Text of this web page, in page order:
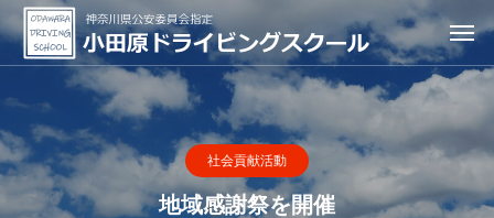
社会貢献活動
地域感謝祭を開催